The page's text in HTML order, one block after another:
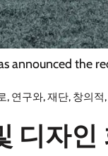
announced the
, 연구와,재단, 창의적,
디자인